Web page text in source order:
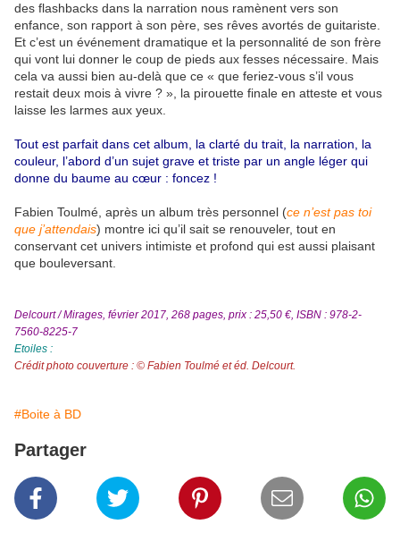
des flashbacks dans la narration nous ramènent vers son
enfance, son rapport à son père, ses rêves avortés de guitariste.
Et c’est un événement dramatique et la personnalité de son frère
qui vont lui donner le coup de pieds aux fesses nécessaire. Mais
cela va aussi bien au-delà que ce « que feriez-vous s’il vous
restait deux mois à vivre ? », la pirouette finale en atteste et vous
laisse les larmes aux yeux.
Tout est parfait dans cet album, la clarté du trait, la narration, la
couleur, l’abord d’un sujet grave et triste par un angle léger qui
donne du baume au cœur : foncez !
Fabien Toulmé, après un album très personnel (ce n’est pas toi
que j’attendais) montre ici qu’il sait se renouveler, tout en
conservant cet univers intimiste et profond qui est aussi plaisant
que bouleversant.
Delcourt / Mirages, février 2017, 268 pages, prix : 25,50 €, ISBN : 978-2-
7560-8225-7
Etoiles :
Crédit photo couverture : © Fabien Toulmé et éd. Delcourt.
#Boite à BD
Partager